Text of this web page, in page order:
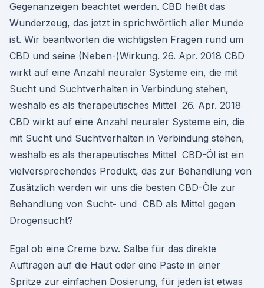
Gegenanzeigen beachtet werden. CBD heißt das
Wunderzeug, das jetzt in sprichwörtlich aller Munde
ist. Wir beantworten die wichtigsten Fragen rund um
CBD und seine (Neben-)Wirkung. 26. Apr. 2018 CBD
wirkt auf eine Anzahl neuraler Systeme ein, die mit
Sucht und Suchtverhalten in Verbindung stehen,
weshalb es als therapeutisches Mittel 26. Apr. 2018
CBD wirkt auf eine Anzahl neuraler Systeme ein, die
mit Sucht und Suchtverhalten in Verbindung stehen,
weshalb es als therapeutisches Mittel CBD-Öl ist ein
vielversprechendes Produkt, das zur Behandlung von
Zusätzlich werden wir uns die besten CBD-Öle zur
Behandlung von Sucht- und CBD als Mittel gegen
Drogensucht?
Egal ob eine Creme bzw. Salbe für das direkte
Auftragen auf die Haut oder eine Paste in einer
Spritze zur einfachen Dosierung, für jeden ist etwas